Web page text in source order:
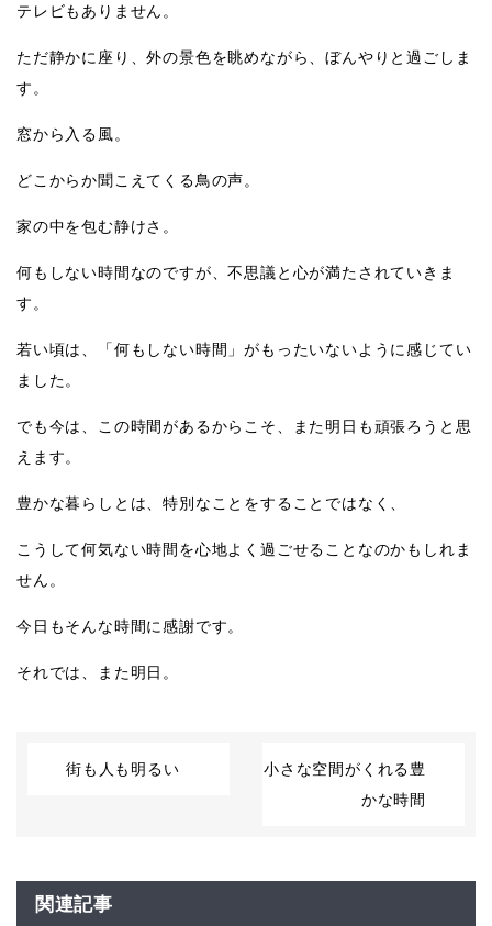
テレビもありません。
ただ静かに座り、外の景色を眺めながら、ぼんやりと過ごしま
す。
窓から入る風。
どこからか聞こえてくる鳥の声。
家の中を包む静けさ。
何もしない時間なのですが、不思議と心が満たされていきま
す。
若い頃は、「何もしない時間」がもったいないように感じてい
ました。
でも今は、この時間があるからこそ、また明日も頑張ろうと思
えます。
豊かな暮らしとは、特別なことをすることではなく、
こうして何気ない時間を心地よく過ごせることなのかもしれま
せん。
今日もそんな時間に感謝です。
それでは、また明日。
街も人も明るい
小さな空間がくれる豊
かな時間
関連記事